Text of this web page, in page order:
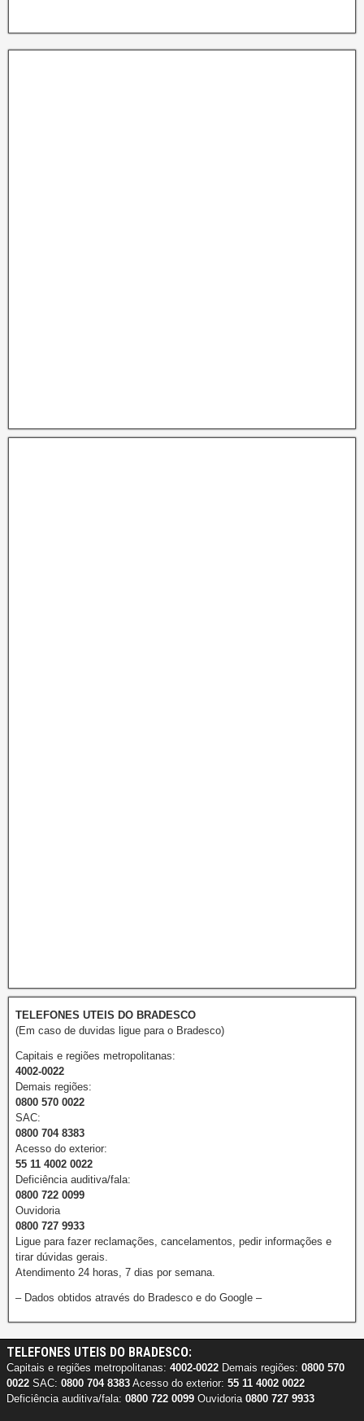
TELEFONES UTEIS DO BRADESCO
(Em caso de duvidas ligue para o Bradesco)
Capitais e regiões metropolitanas:
4002-0022
Demais regiões:
0800 570 0022
SAC:
0800 704 8383
Acesso do exterior:
55 11 4002 0022
Deficiência auditiva/fala:
0800 722 0099
Ouvidoria
0800 727 9933
Ligue para fazer reclamações, cancelamentos, pedir informações e
tirar dúvidas gerais.
Atendimento 24 horas, 7 dias por semana.
– Dados obtidos através do Bradesco e do Google –
TELEFONES UTEIS DO BRADESCO:
Capitais e regiões metropolitanas: 4002-0022 Demais regiões: 0800 570
0022 SAC: 0800 704 8383 Acesso do exterior: 55 11 4002 0022
Deficiência auditiva/fala: 0800 722 0099 Ouvidoria 0800 727 9933